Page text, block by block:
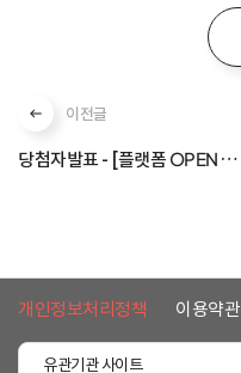
이전글
당첨자발표 - [플랫폼 OPEN 이벤트] 클래스 완주 '끝까지 간다'
개인정보처리정책 이용약관
유관기관 사이트